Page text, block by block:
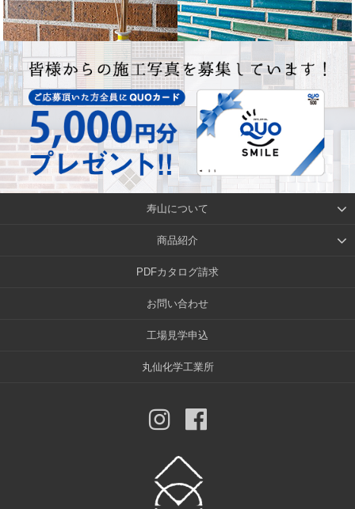
寿山について
商品紹介
PDFカタログ請求
お問い合わせ
工場見学申込
丸仙化学工業所